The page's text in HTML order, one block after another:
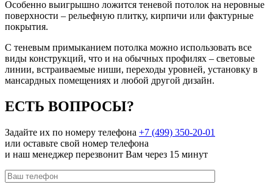
Особенно выигрышно ложится теневой потолок на неровные
поверхности – рельефную плитку, кирпичи или фактурные
покрытия.
С теневым примыканием потолка можно использовать все
виды конструкций, что и на обычных профилях – световые
линии, встраиваемые ниши, переходы уровней, установку в
мансардных помещениях и любой другой дизайн.
ЕСТЬ ВОПРОСЫ?
Задайте их по номеру телефона +7 (499) 350-20-01
или оставьте свой номер телефона
и наш менеджер перезвонит Вам через 15 минут